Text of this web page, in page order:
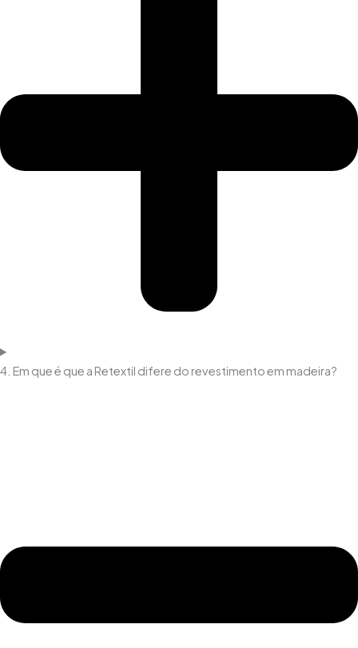
4. Em que é que a Retextil difere do revestimento em madeira?